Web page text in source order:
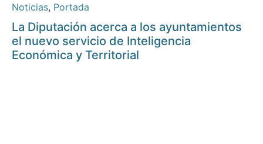
Noticias, Portada
La Diputación acerca a los ayuntamientos
el nuevo servicio de Inteligencia
Económica y Territorial